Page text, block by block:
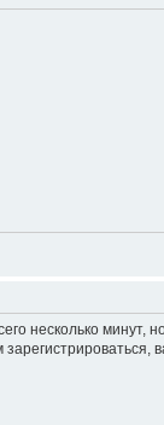
несколько